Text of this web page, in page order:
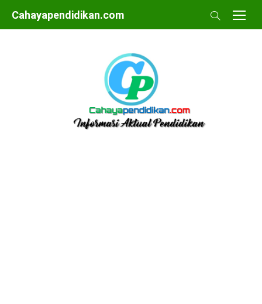
Skip
to
Cahayapendidikan.com